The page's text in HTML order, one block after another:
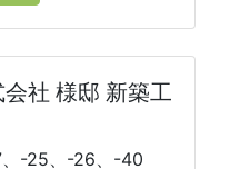
社 様邸 新築工
、-25、-26、-40